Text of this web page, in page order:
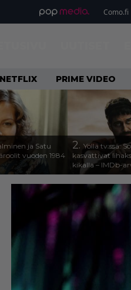
Como.fi
NETFLIX PRIME VIDEO
ja Satu
vuoden 1984
2. Yöllä tv:ssä:
kasvattivat
kikalla – IMDb-